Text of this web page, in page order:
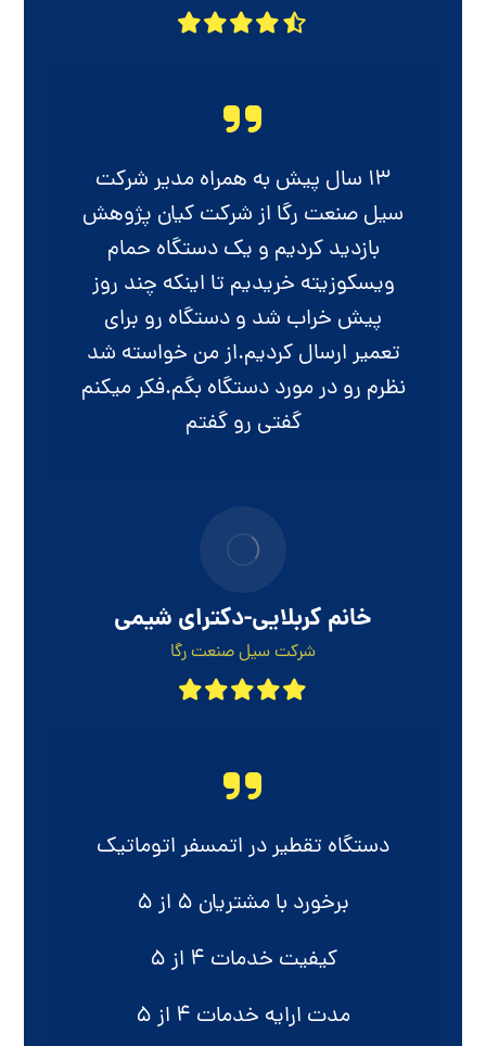
۱۳ سال پیش به همراه مدیر شرکت
سیل صنعت رگا از شرکت کیان پژوهش
بازدید کردیم و یک دستگاه حمام
ویسکوزیته خریدیم تا اینکه چند روز
پیش خراب شد و دستگاه رو برای
تعمیر ارسال کردیم.از من خواسته شد
نظرم رو در مورد دستگاه بگم.فکر میکنم
گفتی رو گفتم
خانم کربلایی-دکترای شیمی
شرکت سیل صنعت رگا
دستگاه تقطیر در اتمسفر اتوماتیک
برخورد با مشتریان ۵ از ۵
کیفیت خدمات ۴ از ۵
مدت ارایه خدمات ۴ از ۵